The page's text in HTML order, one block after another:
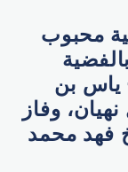
محبوب
ياس بن
وفاز
فهد محمد